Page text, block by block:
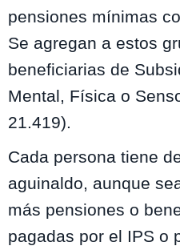
pensiones mínimas
Se agregan a estos
beneficiarias de
Mental, Física o
21.419).
Cada persona tiene
aguinaldo, aunque
más pensiones o
pagadas por el IPS o